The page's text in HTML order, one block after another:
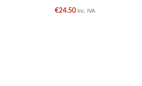
€24.50 Inc. IVA